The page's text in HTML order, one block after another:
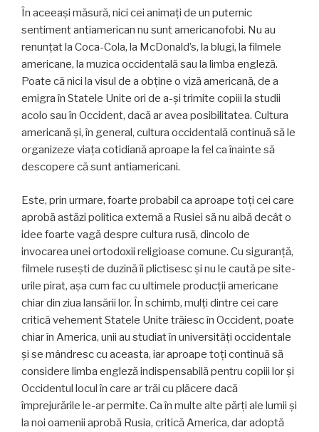
În aceeași măsură, nici cei animați de un puternic
sentiment antiamerican nu sunt americanofobi. Nu au
renunțat la Coca-Cola, la McDonald’s, la blugi, la filmele
americane, la muzica occidentală sau la limba engleză.
Poate că nici la visul de a obține o viză americană, de a
emigra în Statele Unite ori de a-și trimite copiii la studii
acolo sau în Occident, dacă ar avea posibilitatea. Cultura
americană și, în general, cultura occidentală continuă să le
organizeze viața cotidiană aproape la fel ca înainte să
descopere că sunt antiamericani.
Este, prin urmare, foarte probabil ca aproape toți cei care
aprobă astăzi politica externă a Rusiei să nu aibă decât o
idee foarte vagă despre cultura rusă, dincolo de
invocarea unei ortodoxii religioase comune. Cu siguranță,
filmele rusești de duzină îi plictisesc și nu le caută pe site-
urile pirat, așa cum fac cu ultimele producții americane
chiar din ziua lansării lor. În schimb, mulți dintre cei care
critică vehement Statele Unite trăiesc în Occident, poate
chiar în America, unii au studiat în universități occidentale
și se mândresc cu aceasta, iar aproape toți continuă să
considere limba engleză indispensabilă pentru copiii lor și
Occidentul locul în care ar trăi cu plăcere dacă
împrejurările le-ar permite. Ca în multe alte părți ale lumii și
la noi oamenii aprobă Rusia, critică America, dar adoptă